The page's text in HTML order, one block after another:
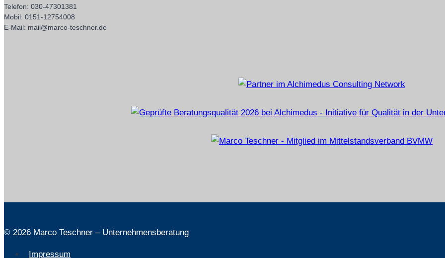
Telefon: 030-47301381
Mobil: 0151-12754008
E-Mail: mail@marco-teschner.de
© 2026 Marco Teschner – Unternehmensberatung
Impressum